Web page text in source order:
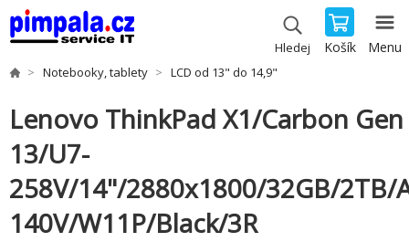
Hledej Košík Menu
Notebooky, tablety LCD od 13" do 14,9"
Lenovo ThinkPad X1/Carbon Gen
13/U7-
258V/14"/2880x1800/32GB/2TB/
140V/W11P/Black/3R